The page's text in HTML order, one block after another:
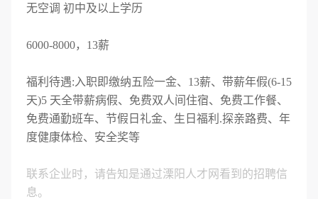
无空调 初中及以上学历
6000-8000，13薪
福利待遇:入职即缴纳五险一金、13薪、带薪年假(6-15
天)5 天全带薪病假、免费双人间住宿、免费工作餐、
免费通勤班车、节假日礼金、生日福利.探亲路费、年
度健康体检、安全奖等
联系企业时，请告知是通过溧阳人才网看到的招聘信
息。